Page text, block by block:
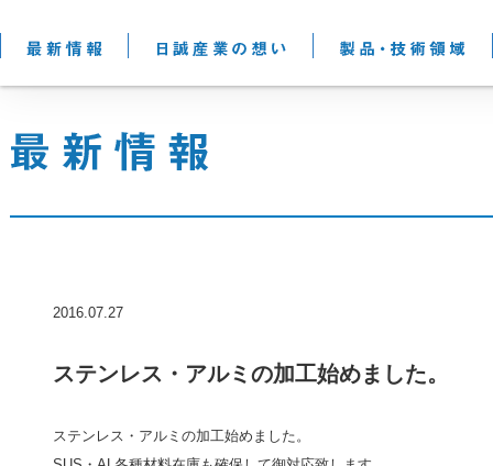
2016.07.27
ステンレス・アルミの加工始めました。
ステンレス・アルミの加工始めました。